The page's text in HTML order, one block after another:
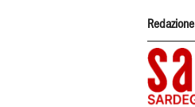
Redazione